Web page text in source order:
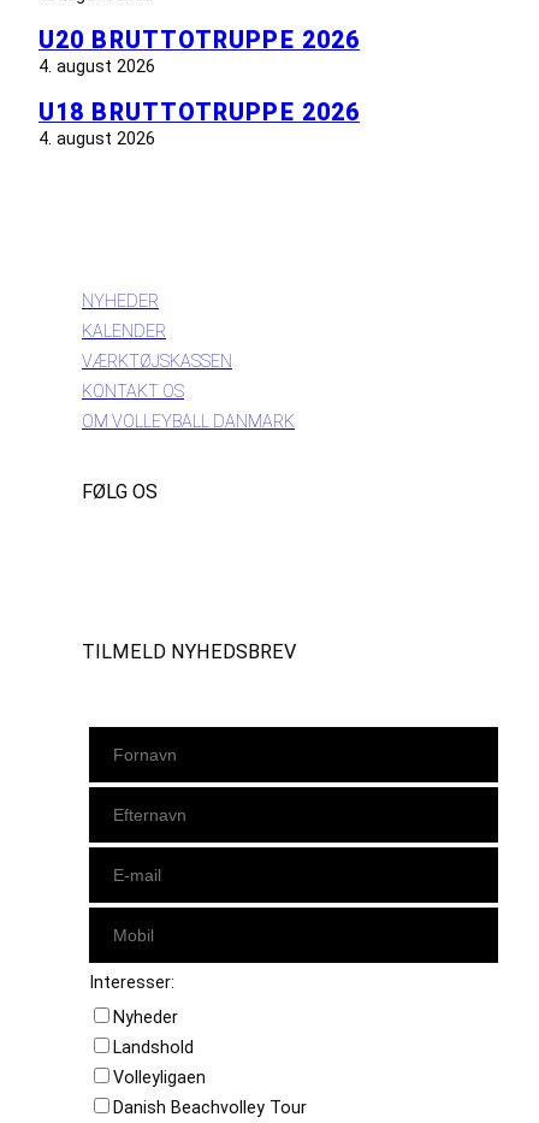
U20 BRUTTOTRUPPE 2026
4. august 2026
U18 BRUTTOTRUPPE 2026
4. august 2026
NYHEDER
KALENDER
VÆRKTØJSKASSEN
KONTAKT OS
OM VOLLEYBALL DANMARK
FØLG OS
TILMELD NYHEDSBREV
Interesser:
Nyheder
Landshold
Volleyligaen
Danish Beachvolley Tour